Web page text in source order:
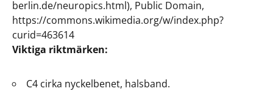
berlin.de/neuropics.html), Public Domain,
https://commons.wikimedia.org/w/index.php?
curid=463614
Viktiga riktmärken:
C4 cirka nyckelbenet, halsband.